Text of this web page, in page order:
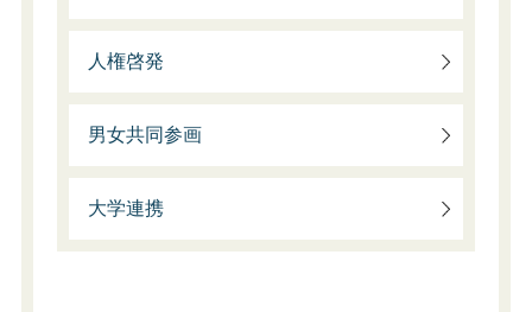
人権啓発
男女共同参画
大学連携